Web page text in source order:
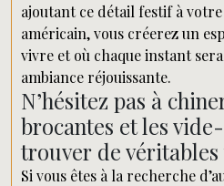
ajoutant ce détail festif à
américain, vous créerez un
vivre et où chaque instant
ambiance réjouissante.
N’hésitez pas à
brocantes et les
trouver de véritables
Si vous êtes à la recherche